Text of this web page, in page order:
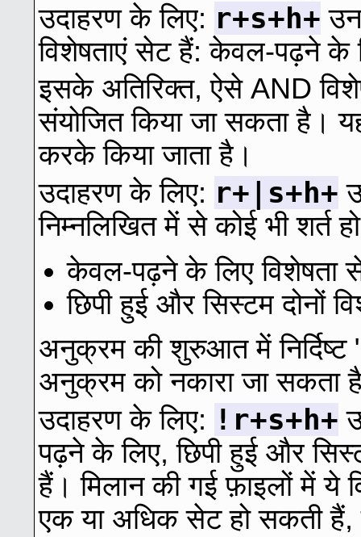
उदाहरण के लिए: r+s+h+
विशेषताएं सेट हैं: केवल-पढ़ने के
इसके अतिरिक्त, ऐसे AND
संयोजित किया जा सकता है।
करके किया जाता है।
उदाहरण के लिए: r+|s+h+
निम्नलिखित में से कोई भी शर्त
केवल-पढ़ने के लिए विशेषता
छिपी हुई और सिस्टम दोनों
अनुक्रम की शुरुआत में
अनुक्रम को नकारा जा सकता
उदाहरण के लिए: !r+s+h+
पढ़ने के लिए, छिपी हुई और
हैं। मिलान की गई फ़ाइलों में ये
एक या अधिक सेट हो सकती हैं,